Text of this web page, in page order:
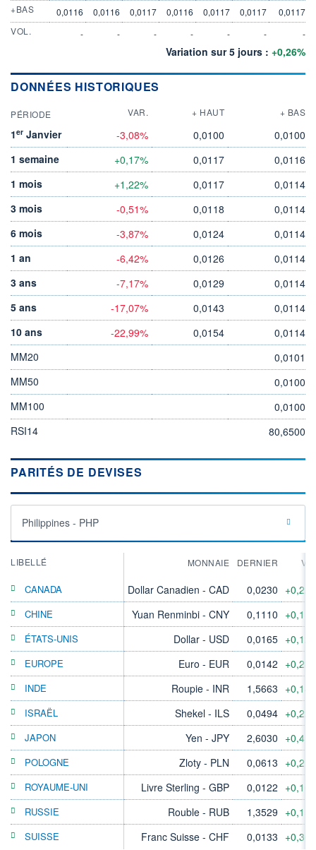
+BAS
0,0116 0,0116 0,0117 0,0116 0,0117 0,0117
0,0117
VOL.
- - - - - - -
Variation sur 5 jours : +0,26%
DONNÉES HISTORIQUES
PÉRIODE VAR. + HAUT + BAS
1er Janvier -3,08% 0,0100
0,0100
1 semaine
+0,17% 0,0117
0,0116
1 mois
+1,22% 0,0117
0,0114
3 mois
-0,51% 0,0118
0,0114
6 mois
-3,87% 0,0124
0,0114
1 an
-6,42% 0,0126
0,0114
3 ans
-7,17% 0,0129
0,0114
5 ans
-17,07% 0,0143
0,0114
10 ans
-22,99% 0,0154
0,0114
MM20
0,0101
MM50
0,0100
MM100
0,0100
RSI14
80,6500
PARITÉS DE DEVISES
Philippines - PHP
LIBELLÉ MONNAIE DERNIER
CANADA Dollar Canadien - CAD 0,0230
CHINE Yuan Renminbi - CNY 0,1110
ÉTATS-UNIS Dollar - USD 0,0165
EUROPE Euro - EUR 0,0142
INDE Roupie - INR 1,5663
ISRAËL Shekel - ILS 0,0494
JAPON Yen - JPY 2,6030
POLOGNE Zloty - PLN 0,0613
ROYAUME-UNI Livre Sterling - GBP 0,0122
RUSSIE Rouble - RUB 1,3529
SUISSE Franc Suisse - CHF 0,0133